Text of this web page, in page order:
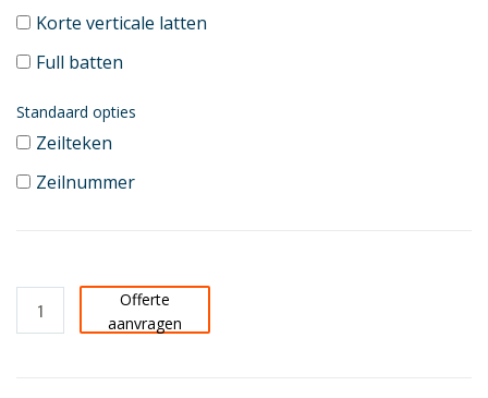
Korte verticale latten
Full batten
Standaard opties
Zeilteken
Zeilnummer
Offerte
aanvragen